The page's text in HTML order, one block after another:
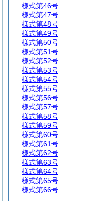
様式第46号
様式第47号
様式第48号
様式第49号
様式第50号
様式第51号
様式第52号
様式第53号
様式第54号
様式第55号
様式第56号
様式第57号
様式第58号
様式第59号
様式第60号
様式第61号
様式第62号
様式第63号
様式第64号
様式第65号
様式第66号